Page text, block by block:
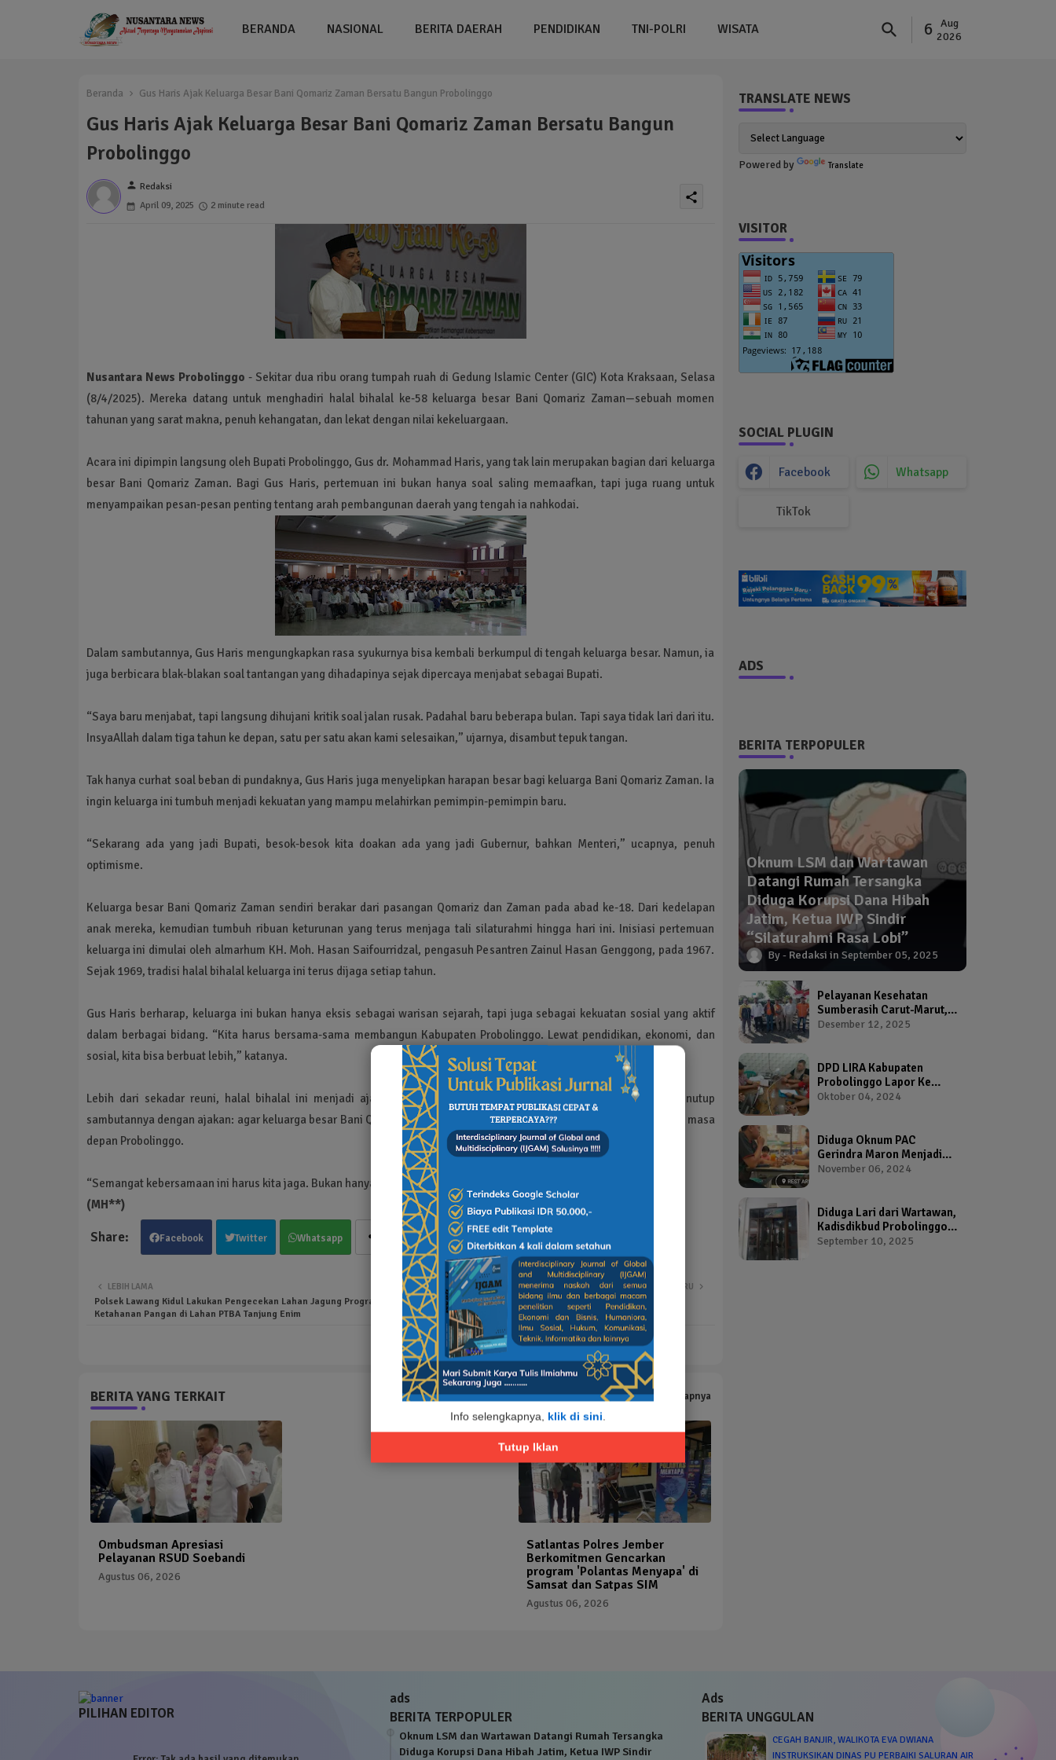
Info selengkapnya, klik di sini.
Tutup Iklan
BERANDA NASIONAL BERITA DAERAH PENDIDIKAN TNI-POLRI WISATA 6
Aug
2026
Beranda Gus Haris Ajak Keluarga Besar Bani Qomariz Zaman Bersatu Bangun Probolinggo
Gus Haris Ajak Keluarga Besar Bani Qomariz Zaman Bersatu Bangun
Probolinggo
person Redaksi
April 09, 2025
2 minute read
share
Nusantara News Probolinggo - Sekitar dua ribu orang tumpah ruah di Gedung Islamic Center (GIC) Kota Kraksaan, Selasa
(8/4/2025). Mereka datang untuk menghadiri halal bihalal ke-58 keluarga besar Bani Qomariz Zaman—sebuah momen
tahunan yang sarat makna, penuh kehangatan, dan lekat dengan nilai kekeluargaan.
Acara ini dipimpin langsung oleh Bupati Probolinggo, Gus dr. Mohammad Haris, yang tak lain merupakan bagian dari keluarga
besar Bani Qomariz Zaman. Bagi Gus Haris, pertemuan ini bukan hanya soal saling memaafkan, tapi juga ruang untuk
menyampaikan pesan-pesan penting tentang arah pembangunan daerah yang tengah ia nahkodai.
Dalam sambutannya, Gus Haris mengungkapkan rasa syukurnya bisa kembali berkumpul di tengah keluarga besar. Namun, ia
juga berbicara blak-blakan soal tantangan yang dihadapinya sejak dipercaya menjabat sebagai Bupati.
“Saya baru menjabat, tapi langsung dihujani kritik soal jalan rusak. Padahal baru beberapa bulan. Tapi saya tidak lari dari itu.
InsyaAllah dalam tiga tahun ke depan, satu per satu akan kami selesaikan,” ujarnya, disambut tepuk tangan.
Tak hanya curhat soal beban di pundaknya, Gus Haris juga menyelipkan harapan besar bagi keluarga Bani Qomariz Zaman. Ia
ingin keluarga ini tumbuh menjadi kekuatan yang mampu melahirkan pemimpin-pemimpin baru.
“Sekarang ada yang jadi Bupati, besok-besok kita doakan ada yang jadi Gubernur, bahkan Menteri,” ucapnya, penuh
optimisme.
Keluarga besar Bani Qomariz Zaman sendiri berakar dari pasangan Qomariz dan Zaman pada abad ke-18. Dari kedelapan
anak mereka, kemudian tumbuh ribuan keturunan yang terus menjaga tali silaturahmi hingga hari ini. Inisiasi pertemuan
keluarga ini dimulai oleh almarhum KH. Moh. Hasan Saifourridzal, pengasuh Pesantren Zainul Hasan Genggong, pada 1967.
Sejak 1969, tradisi halal bihalal keluarga ini terus dijaga setiap tahun.
Gus Haris berharap, keluarga ini bukan hanya eksis sebagai warisan sejarah, tapi juga sebagai kekuatan sosial yang aktif
dalam berbagai bidang. “Kita harus bersama-sama membangun Kabupaten Probolinggo. Lewat pendidikan, ekonomi, dan
sosial, kita bisa berbuat lebih,” katanya.
Lebih dari sekadar reuni, halal bihalal ini menjadi ajang untuk menguatkan semangat kolaborasi. Gus Haris menutup
sambutannya dengan ajakan: agar keluarga besar Bani Qomariz Zaman terus hadir dan berperan aktif dalam mewarnai masa
depan Probolinggo.
“Semangat kebersamaan ini harus kita jaga. Bukan hanya untuk hari ini, tapi untuk anak cucu kita nanti,” tutupnya.
(MH**)
Facebook Twitter Whatsapp
LEBIH BARU
LEBIH LAMA
Polsek Lawang Kidul Lakukan Pengecekan Lahan Jagung Program
Ketahanan Pangan di Lahan PTBA Tanjung Enim
BERITA YANG TERKAIT Tampilkan selengkapnya
Ombudsman Apresiasi
Pelayanan RSUD Soebandi
Agustus 06, 2026
Satlantas Polres Jember
Berkomitmen Gencarkan
program 'Polantas Menyapa' di
Samsat dan Satpas SIM
Agustus 06, 2026
TRANSLATE NEWS
Powered by Translate
VISITOR
SOCIAL PLUGIN
Facebook Whatsapp
TikTok
ADS
BERITA TERPOPULER
Oknum LSM dan Wartawan
Datangi Rumah Tersangka
Diduga Korupsi Dana Hibah
Jatim, Ketua IWP Sindir
“Silaturahmi Rasa Lobi”
Redaksi September 05, 2025
Pelayanan Kesehatan
Sumberasih Carut-Marut,
Kepala Puskesmas dan
Desember 12, 2025
DPD LIRA Kabupaten
Probolinggo Lapor Ke
Bawaslu Terkait Dugaan
Bupati Probolinggo
Oktober 04, 2024
Diduga Oknum PAC
Gerindra Maron Menjadi
Broker Proposal Dana
November 06, 2024
Diduga Lari dari Wartawan,
Kadisdikbud Probolinggo
Bikin Geram Ketua IWP
September 10, 2025
PILIHAN EDITOR
ads
BERITA TERPOPULER
Oknum LSM dan Wartawan Datangi Rumah Tersangka
Diduga Korupsi Dana Hibah Jatim, Ketua IWP Sindir
Ads
BERITA UNGGULAN
CEGAH BANJIR, WALIKOTA EVA DWIANA
INSTRUKSIKAN DINAS PU PERBAIKI SALURAN AIR